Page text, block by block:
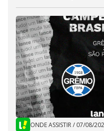
ONDE ASSISTIR/ 07/08/